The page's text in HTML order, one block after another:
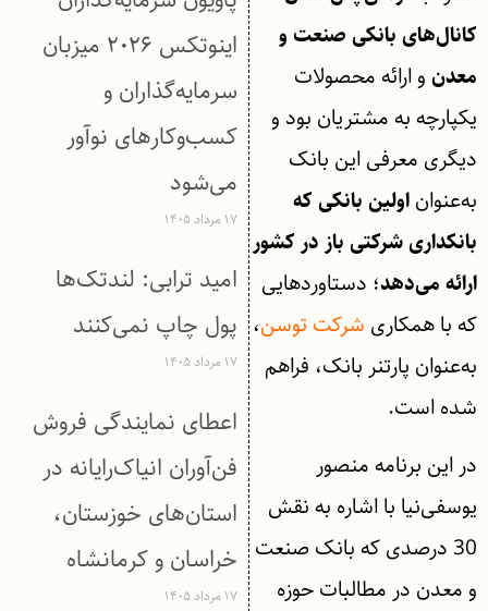
کانال‌های بانکی صنعت و
معدن و ارائه محصولات
یکپارچه به مشتریان بود و
دیگری معرفی این بانک
به‌عنوان اولین بانکی که
بانکداری شرکتی باز در کشور
ارائه می‌دهد؛ دستاوردهایی
که با همکاری شرکت توسن،
به‌عنوان پارتنر بانک، فراهم
شده است.
در این برنامه منصور
یوسفی‌نیا با اشاره به نقش
30 درصدی که بانک صنعت
و معدن در مطالبات حوزه
اینوتکس ۲۰۲۶ میزبان
سرمایه‌گذاران و
کسب‌وکارهای نوآور
می‌شود
۱۷ مرداد ۱۴۰۵
امید ترابی: لندتک‌ها
پول چاپ نمی‌کنند
۱۷ مرداد ۱۴۰۵
اعطای نمایندگی فروش
فن‌آوران انیاک‌رایانه در
استان‌های خوزستان،
خراسان و کرمانشاه
۱۷ مرداد ۱۴۰۵